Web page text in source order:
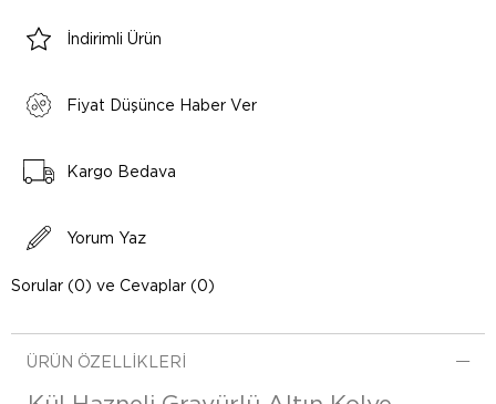
İndirimli Ürün
Fiyat Düşünce Haber Ver
Kargo Bedava
Yorum Yaz
Sorular (0) ve Cevaplar (0)
ÜRÜN ÖZELLIKLERI